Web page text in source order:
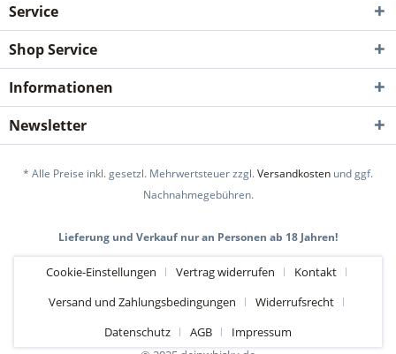
Service
Shop Service
Informationen
Newsletter
* Alle Preise inkl. gesetzl. Mehrwertsteuer zzgl.Versandkosten und ggf.
Nachnahmegebühren.
Lieferung und Verkauf nur an Personen ab 18 Jahren!
Cookie-Einstellungen Vertrag widerrufen
Kontakt
Versand und Zahlungsbedingungen
Widerrufsrecht
Datenschutz
AGB
Impressum